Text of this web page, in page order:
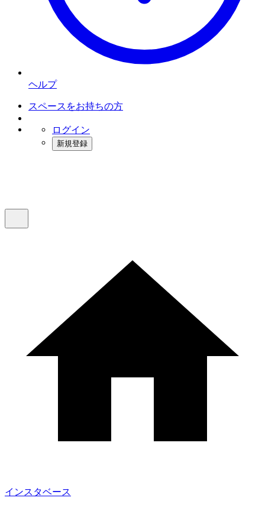
ヘルプ
スペースをお持ちの方
ログイン
新規登録
インスタベース